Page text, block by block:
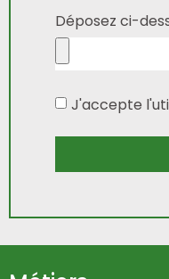
Déposez ci-
J'accepte